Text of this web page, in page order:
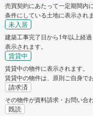
売買契約にあたって一定期間内
条件にしている土地に表示されま
未入居
建築工事完了日から1年以上経
表示されます。
賃貸中
賃貸中の物件に表示されます。
賃貸中の物件は、原則ご自身で
請求済
その物件が資料請求・お問い合
既読